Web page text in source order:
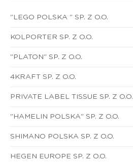
"LEGO POLSKA " SP. Z O.O.
KOLPORTER SP. Z O.O.
"PLATON" SP. Z O.O.
4KRAFT SP. Z O.O.
PRIVATE LABEL TISSUE SP. Z O.O.
"HAMELIN POLSKA" SP. Z O.O.
SHIMANO POLSKA SP. Z O.O.
HEGEN EUROPE SP. Z O.O.